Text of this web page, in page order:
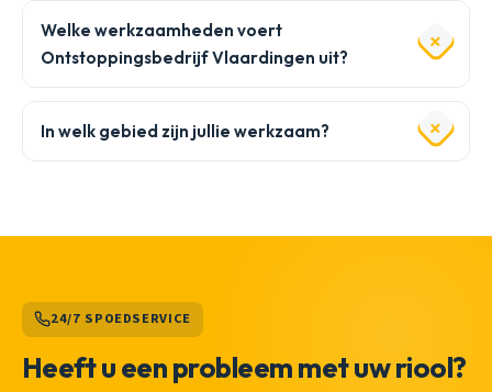
Welke werkzaamheden voert
Ontstoppingsbedrijf Vlaardingen uit?
In welk gebied zijn jullie werkzaam?
24/7 SPOEDSERVICE
Heeft u een probleem met uw riool?